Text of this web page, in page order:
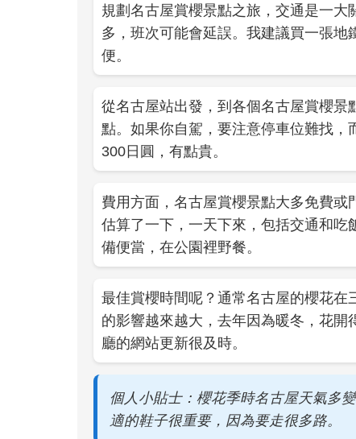
規劃名古屋賞櫻景點之旅，交通是一
多，班次可能會延誤。我建議買一張
便。
從名古屋站出發，到各個名古屋賞櫻
點。如果你自駕，要注意停車位難找
300日圓，有點貴。
費用方面，名古屋賞櫻景點大多免費
估算了一下，一天下來，包括交通和吃
備便當，在公園裡野餐。
最佳賞櫻時間呢？通常名古屋的櫻花
的影響越來越大，去年因為暖冬，花
廳的網站更新很及時。
個人小貼士：櫻花季時名古屋天氣多
適的鞋子很重要，因為要走很多路。